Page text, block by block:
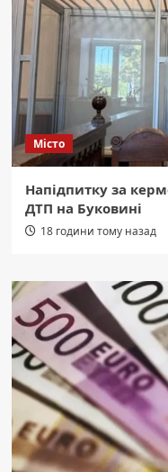
Місто
Напідпитку за
ДТП на Буковині
18 години тому назад